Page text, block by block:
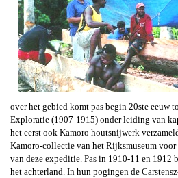
over het gebied komt pas begin 20ste eeuw
Exploratie (1907-1915) onder leiding van
het eerst ook Kamoro houtsnijwerk
Kamoro-collectie van het Rijksmuseum
van deze expeditie. Pas in 1910-11 en 1912
het achterland. In hun pogingen de